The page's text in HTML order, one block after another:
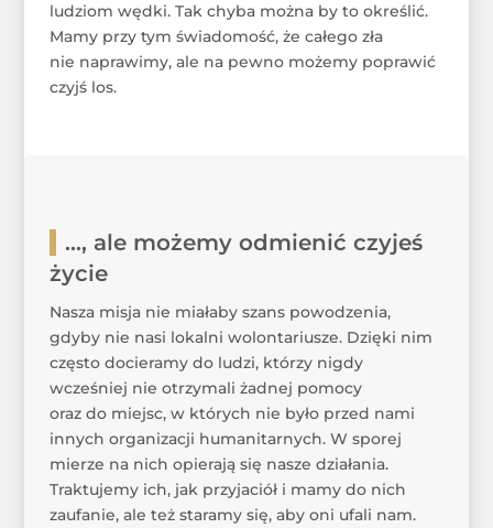
ludziom wędki. Tak chyba można by to określić.
Mamy przy tym świadomość, że całego zła
nie naprawimy, ale na pewno możemy poprawić
czyjś los.
…, ale możemy odmienić czyjeś
życie
Nasza misja nie miałaby szans powodzenia,
gdyby nie nasi lokalni wolontariusze. Dzięki nim
często docieramy do ludzi, którzy nigdy
wcześniej nie otrzymali żadnej pomocy
oraz do miejsc, w których nie było przed nami
innych organizacji humanitarnych. W sporej
mierze na nich opierają się nasze działania.
Traktujemy ich, jak przyjaciół i mamy do nich
zaufanie, ale też staramy się, aby oni ufali nam.